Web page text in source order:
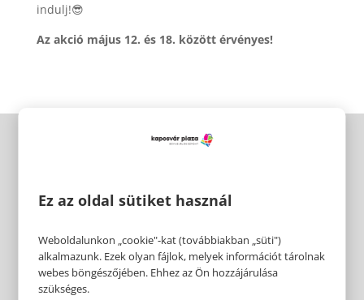
indulj!😎
Az akció május 12. és 18. között érvényes!
Ez az oldal sütiket használ
Weboldalunkon „cookie"-kat (továbbiakban „süti")
alkalmazunk. Ezek olyan fájlok, melyek információt tárolnak
webes böngészőjében. Ehhez az Ön hozzájárulása
szükséges.